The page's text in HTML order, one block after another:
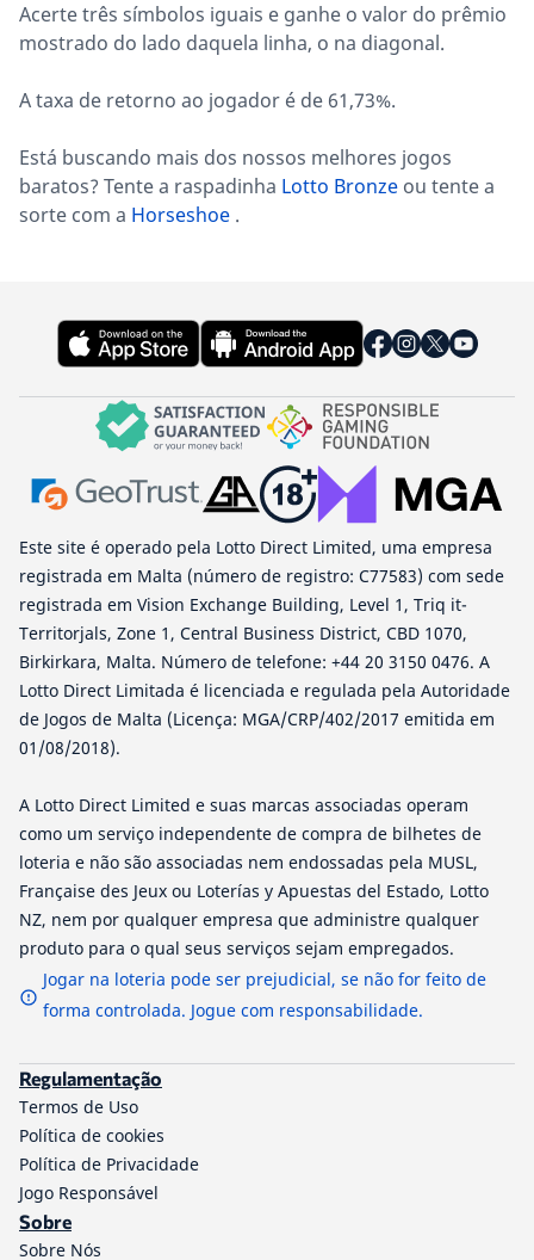
Acerte três símbolos iguais e ganhe o valor do prêmio
mostrado do lado daquela linha, o na diagonal.
A taxa de retorno ao jogador é de 61,73%.
Está buscando mais dos nossos melhores jogos
baratos? Tente a raspadinha Lotto Bronze ou tente a
sorte com a Horseshoe .
Este site é operado pela Lotto Direct Limited, uma empresa
registrada em Malta (número de registro: C77583) com sede
registrada em Vision Exchange Building, Level 1, Triq it-
Territorjals, Zone 1, Central Business District, CBD 1070,
Birkirkara, Malta. Número de telefone: +44 20 3150 0476. A
Lotto Direct Limitada é licenciada e regulada pela Autoridade
de Jogos de Malta (Licença: MGA/CRP/402/2017 emitida em
01/08/2018).
A Lotto Direct Limited e suas marcas associadas operam
como um serviço independente de compra de bilhetes de
loteria e não são associadas nem endossadas pela MUSL,
Française des Jeux ou Loterías y Apuestas del Estado, Lotto
NZ, nem por qualquer empresa que administre qualquer
produto para o qual seus serviços sejam empregados.
Jogar na loteria pode ser prejudicial, se não for feito de
forma controlada. Jogue com responsabilidade.
Regulamentação
Termos de Uso
Política de cookies
Política de Privacidade
Jogo Responsável
Sobre
Sobre Nós